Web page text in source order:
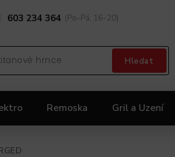
603 234 364 (Po-Pá, 16-20)
Hledat
Remoska Gril a Uzení